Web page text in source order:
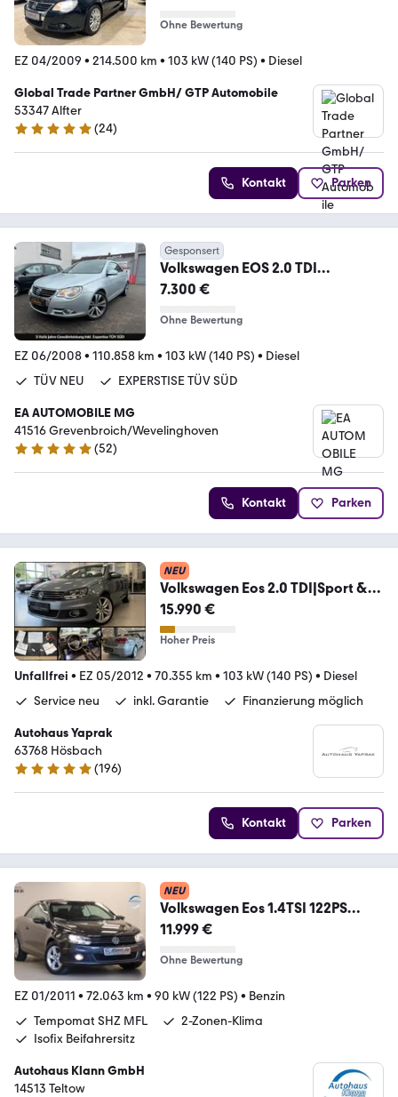
Ohne Bewertung
EZ 04/2009 • 214.500 km • 103 kW (140 PS) • Diesel
Global Trade Partner GmbH/ GTP Automobile
53347 Alfter
4.9 Sterne
(24)
Kontakt Parken
Gesponsert
Volkswagen EOS 2.0 TDI
INDIVIDUAL-PANO-NAVI-AUTOM-
7.300 €
Ohne Bewertung
EZ 06/2008• 110.858 km • 103 kW (140 PS) • Diesel
TÜV NEU
EXPERSTISE TÜV SÜD
EA AUTOMOBILE MG
41516 Grevenbroich/Wevelinghoven
5 Sterne
(52)
Kontakt Parken
NEU
Volkswagen Eos 2.0 TDI|Sport &
Style|2HD|Pano|VW S.heft|AHK
15.990 €
Hoher Preis
Unfallfrei • EZ 05/2012 • 70.355 km • 103 kW (140 PS) • Diesel
Service neu
inkl. Garantie Finanzierung möglich
Autohaus Yaprak
63768 Hösbach
4.8 Sterne
(196)
Kontakt Parken
NEU
Volkswagen Eos 1.4TSI 122PS
BlueMotion Leder Navi PDC SHZ
11.999 €
Ohne Bewertung
EZ 01/2011 • 72.063 km • 90 kW (122 PS) • Benzin
Tempomat SHZ MFL
2-Zonen-Klima
Isofix Beifahrersitz
Autohaus Klann GmbH
14513 Teltow